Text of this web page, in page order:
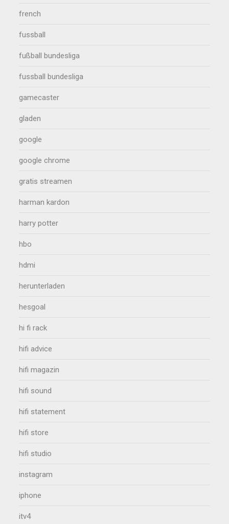
french
fussball
fußball bundesliga
fussball bundesliga
gamecaster
gladen
google
google chrome
gratis streamen
harman kardon
harry potter
hbo
hdmi
herunterladen
hesgoal
hi fi rack
hifi advice
hifi magazin
hifi sound
hifi statement
hifi store
hifi studio
instagram
iphone
itv4